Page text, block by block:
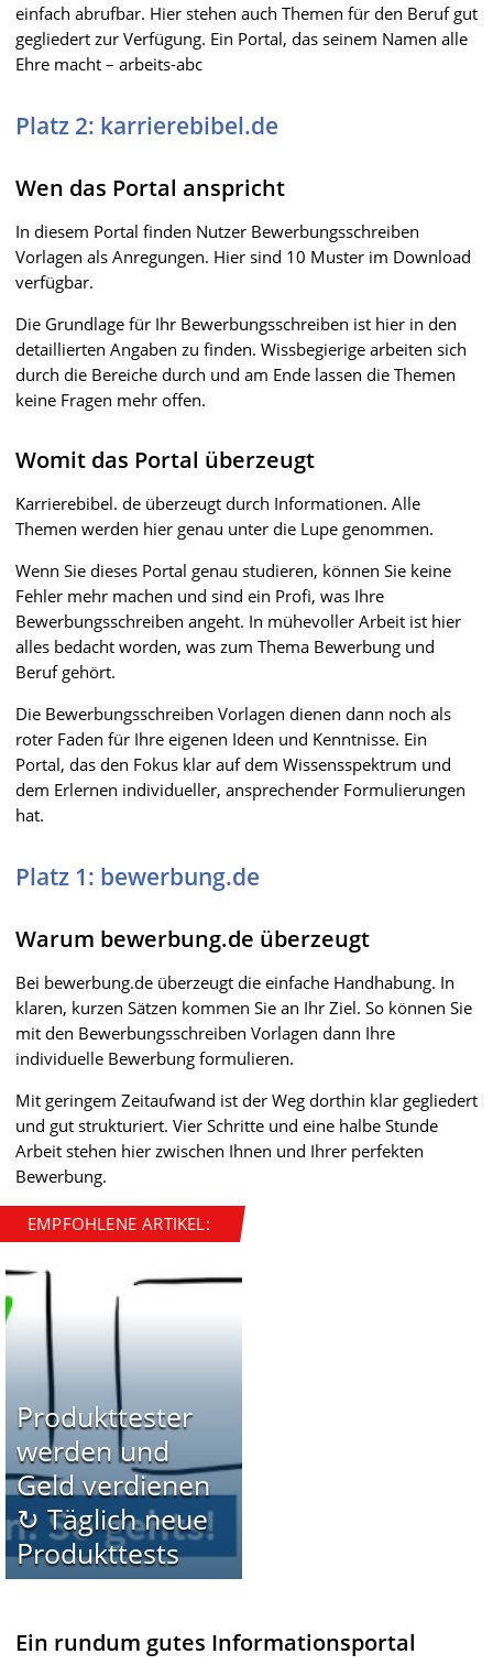
einfach abrufbar. Hier stehen auch Themen für den Beruf gut
gegliedert zur Verfügung. Ein Portal, das seinem Namen alle
Ehre macht – arbeits-abc
Platz 2: karrierebibel.de
Wen das Portal anspricht
In diesem Portal finden Nutzer Bewerbungsschreiben
Vorlagen als Anregungen. Hier sind 10 Muster im Download
verfügbar.
Die Grundlage für Ihr Bewerbungsschreiben ist hier in den
detaillierten Angaben zu finden. Wissbegierige arbeiten sich
durch die Bereiche durch und am Ende lassen die Themen
keine Fragen mehr offen.
Womit das Portal überzeugt
Karrierebibel. de überzeugt durch Informationen. Alle
Themen werden hier genau unter die Lupe genommen.
Wenn Sie dieses Portal genau studieren, können Sie keine
Fehler mehr machen und sind ein Profi, was Ihre
Bewerbungsschreiben angeht. In mühevoller Arbeit ist hier
alles bedacht worden, was zum Thema Bewerbung und
Beruf gehört.
Die Bewerbungsschreiben Vorlagen dienen dann noch als
roter Faden für Ihre eigenen Ideen und Kenntnisse. Ein
Portal, das den Fokus klar auf dem Wissensspektrum und
dem Erlernen individueller, ansprechender Formulierungen
hat.
Platz 1: bewerbung.de
Warum bewerbung.de überzeugt
Bei bewerbung.de überzeugt die einfache Handhabung. In
klaren, kurzen Sätzen kommen Sie an Ihr Ziel. So können Sie
mit den Bewerbungsschreiben Vorlagen dann Ihre
individuelle Bewerbung formulieren.
Mit geringem Zeitaufwand ist der Weg dorthin klar gegliedert
und gut strukturiert. Vier Schritte und eine halbe Stunde
Arbeit stehen hier zwischen Ihnen und Ihrer perfekten
Bewerbung.
EMPFOHLENE ARTIKEL:
Produkttester
werden und
Geld verdienen
↻ Täglich neue
Produkttests
Ein rundum gutes Informationsportal